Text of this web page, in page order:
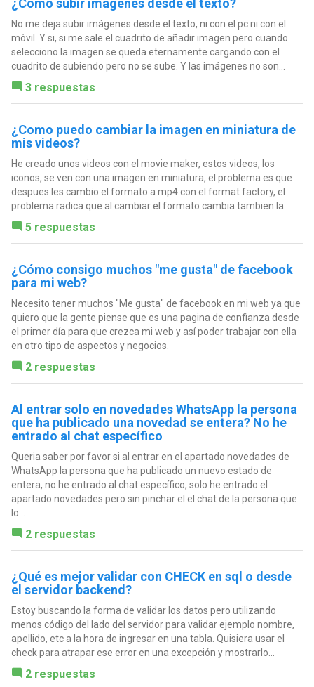
¿Cómo subir imágenes desde el texto?
No me deja subir imágenes desde el texto, ni con el pc ni con el
móvil. Y si, si me sale el cuadrito de añadir imagen pero cuando
selecciono la imagen se queda eternamente cargando con el
cuadrito de subiendo pero no se sube. Y las imágenes no son...
3 respuestas
¿Como puedo cambiar la imagen en miniatura de
mis videos?
He creado unos videos con el movie maker, estos videos, los
iconos, se ven con una imagen en miniatura, el problema es que
despues les cambio el formato a mp4 con el format factory, el
problema radica que al cambiar el formato cambia tambien la...
5 respuestas
¿Cómo consigo muchos "me gusta" de facebook
para mi web?
Necesito tener muchos "Me gusta" de facebook en mi web ya que
quiero que la gente piense que es una pagina de confianza desde
el primer día para que crezca mi web y así poder trabajar con ella
en otro tipo de aspectos y negocios.
2 respuestas
Al entrar solo en novedades WhatsApp la persona
que ha publicado una novedad se entera? No he
entrado al chat específico
Queria saber por favor si al entrar en el apartado novedades de
WhatsApp la persona que ha publicado un nuevo estado de
entera, no he entrado al chat específico, solo he entrado el
apartado novedades pero sin pinchar el el chat de la persona que
lo...
2 respuestas
¿Qué es mejor validar con CHECK en sql o desde
el servidor backend?
Estoy buscando la forma de validar los datos pero utilizando
menos código del lado del servidor para validar ejemplo nombre,
apellido, etc a la hora de ingresar en una tabla. Quisiera usar el
check para atrapar ese error en una excepción y mostrarlo...
2 respuestas